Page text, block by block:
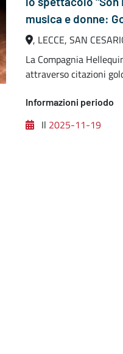
musica e donne:
, LECCE, SAN
La Compagnia
attraverso citazioni
Informazioni periodo
Il 2025-11-19